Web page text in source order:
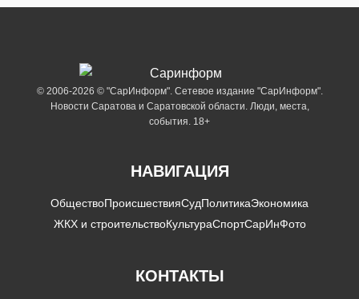
© 2006-2026 © "СарИнформ". Сетевое издание "СарИнформ".
Новости Саратова и Саратовской области. Люди, места,
события. 18+
НАВИГАЦИЯ
ОбществоПроисшествияСудПолитикаЭкономика
ЖКХ и строительствоКультураСпортСарИнФото
КОНТАКТЫ